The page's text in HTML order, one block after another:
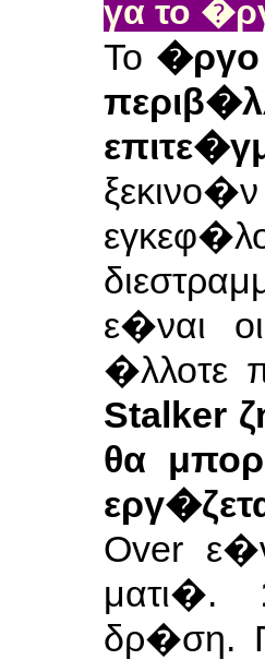
γα το
Το �ργο
ε�ναι
�λλοτε
Stalker
θα
Over
ματι�.
δρ�ση.